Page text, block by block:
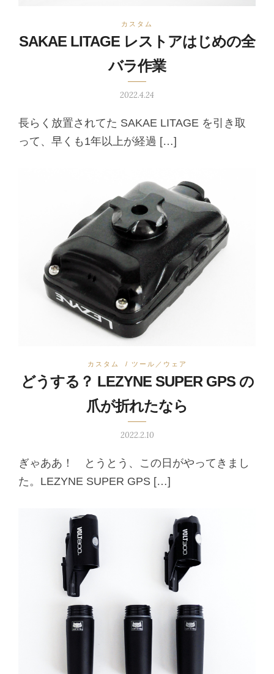
カスタム
SAKAE LITAGE レストアはじめの全
バラ作業
2022.4.24
長らく放置されてた SAKAE LITAGE を引き取
って、早くも1年以上が経過 […]
カスタム / ツール／ウェア
どうする？ LEZYNE SUPER GPS の
爪が折れたなら
2022.2.10
ぎゃああ！ とうとう、この日がやってきまし
た。LEZYNE SUPER GPS […]